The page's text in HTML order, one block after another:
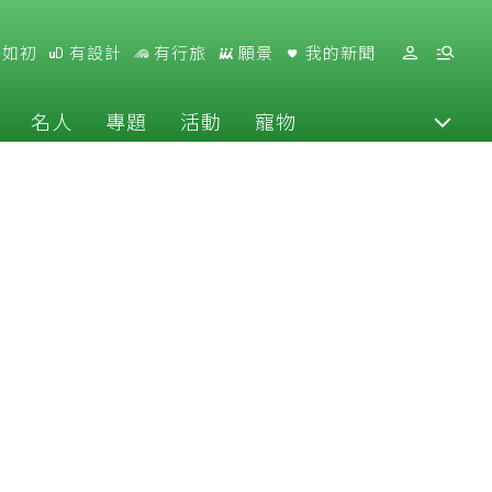
初 有設計 有行旅 願景 我的新聞
名人 專題 活動 寵物